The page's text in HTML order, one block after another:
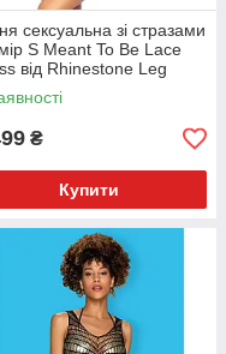
сексуальна зі стразами
S Meant To Be Lace
від Rhinestone Leg
чорна
₴
Купити